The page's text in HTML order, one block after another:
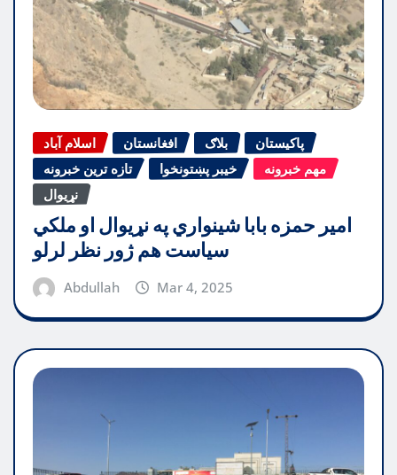
اسلام آباد افغانستان بلاګ
پاکیستان
تازه ترین خبرونه
خیبر پښتونخوا
مهم خبرونه
نړیوال
امیر حمزه بابا شینواري په نړیوال او ملکي
سیاست هم ژور نظر لرلو
Abdullah Mar 4, 2025